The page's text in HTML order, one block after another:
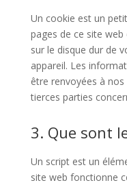
Un cookie est un
pages de ce site
sur le disque dur de
appareil. Les
être renvoyées à
tierces parties
3. Que sont
Un script est un
site web fonctionne